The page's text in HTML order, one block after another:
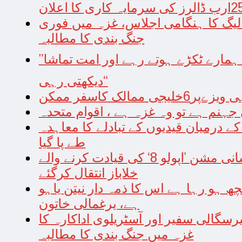
کا ہنگامی اجلاس، غزہ میں فوری
جنگ بندی کا مطالبہ
’’یا رسول اللہﷺ! ہمارے ٹکڑے ہوتے رہے اور امت تماشا
دیکھتی رہی‘‘
ممالک کاسفر ممکن
جہنم ہے تو وہ غزہ ہے ، اقوام متحدہ
درمیان قیدیوں کے تبادلے کا معاہدہ
طے پا گیا
چاند کے پہلے انسانی مشن ’اپولو 8‘ کی قیادت کرنے والے
خلاباز انتقال کرگئے
ہو رہا ہے اس کا ذمہ دار نیتن یاہو
ہے، یرغمالی خاتون
سفیر اور آسٹریلوی اداکارہ کا
غزہ میں جنگ بندی کا مطالبہ